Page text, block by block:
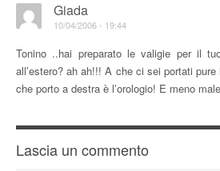
Giada
10/04/2006 - 19:44
Tonino ..hai preparato le valigie per il
all’estero? ah ah!!! A che ci sei portati
che porto a destra è l’orologio! E meno
Lascia un commento